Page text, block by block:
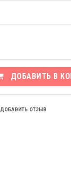
ДОБАВИТЬ В
ДОБАВИТЬ ОТЗЫВ